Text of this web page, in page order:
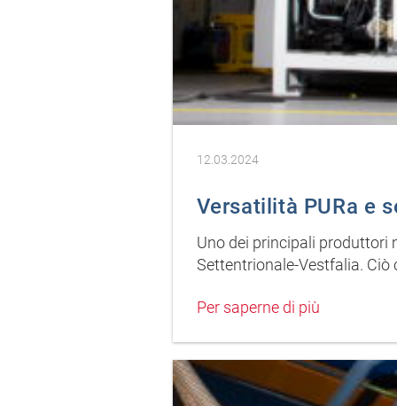
12.03.2024
Versatilità PURa e
Uno dei principali produttori
Settentrionale-Vestfalia.
Per saperne di più